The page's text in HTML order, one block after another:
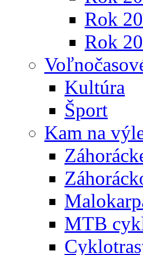
Rok
Rok
Kultúra
Šport
Kam na
MTB